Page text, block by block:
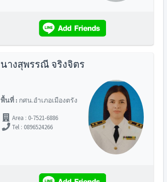
นางสุพรรณี จริงจิตร
พื้นที่ : กศน.อำเภอเมืองตรัง
Area : 0-7521-6886
Tel : 0896524266